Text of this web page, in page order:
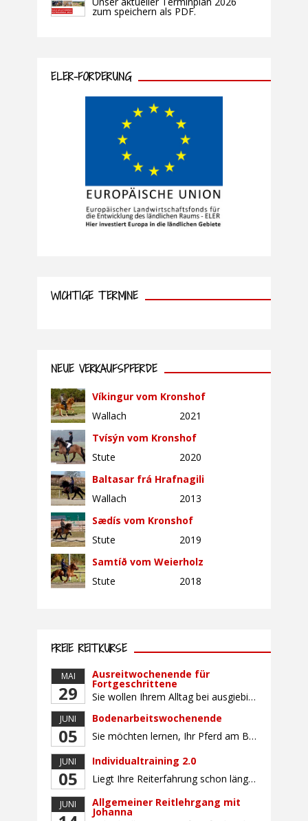
zum speichern als PDF.
ELER-FÖRDERUNG
WICHTIGE TERMINE
NEUE VERKAUFSPFERDE
Víkingur vom Kronshof
Wallach
2021
Tvísýn vom Kronshof
Stute
2020
Baltasar frá Hrafnagili
Wallach
2013
Sædís vom Kronshof
Stute
2019
Samtíð vom Weierholz
Stute
2018
FREIE REITKURSE
MAI
29
Ausreitwochenende für
Fortgeschrittene
Sie wollen Ihrem Alltag bei ausgiebigen Ritten durch unser wunderschönes Gelände entfliehen? Dann ist das Ausreitwochenende genau das Richtige. Geübte und sichere Reiter und Reiterinnen genießen die herrliche Natur unter erfahrener Rittführung. Teilnahme mit Leih- oder eigenem Pferd möglich. Mindestteilnehmerzahl: 5 Personen
JUNI
05
Bodenarbeitswochenende
Sie möchten lernen, Ihr Pferd am Boden gezielt zu gymnastizieren und durch feine Kommunikation zu führen? Dieser Kurs vermittelt, wie gezieltes und korrektes Longieren zur gymnastizierenden Arbeit mit dem Pferd beitragen. Wir arbeiten mit Hilfe eines Kappzaums – ohne Ausbinder oder andere Hilfszügel. Im Mittelpunkt stehen feine Kommunikation, klare Körpersprache und präzise Hilfengebung mit dem […]
JUNI
05
Individualtraining 2.0
Liegt Ihre Reiterfahrung schon länger zurück oder fühlen Sie sich noch nicht richtig fit? Oder sind Sie bereits ein sicherer Reiter und freuen sich auf weiterführenden Unterricht? Training für Reiter:innen mit unterschiedlicher Reiterfahrung, auf die Wünsche und Kenntnisse des Einzelnen abgestimmt. Ein abwechslungsreiches Programm mit individuellem Reitunterricht und für Fortgeschrittene auch mit Gangtraining findet in […]
JUNI Allgemeiner Reitlehrgang mit
Johanna